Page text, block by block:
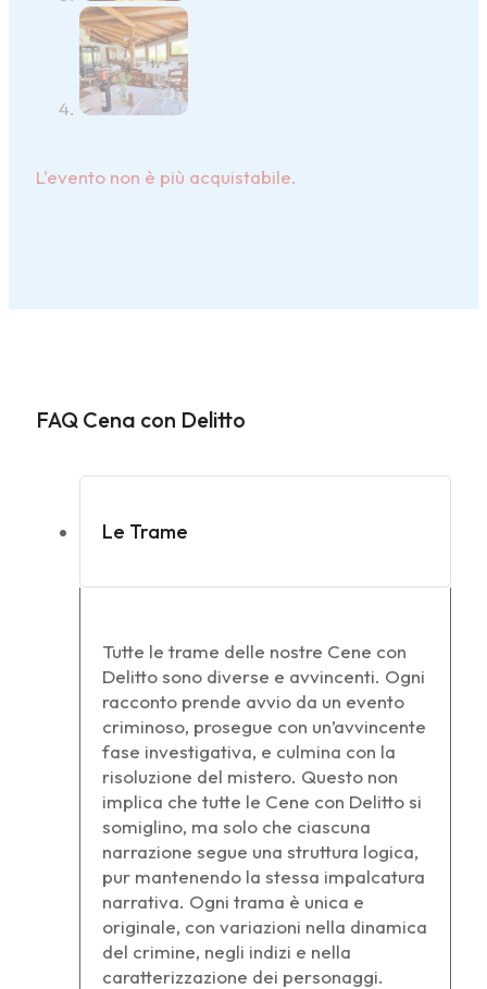
L'evento non è più acquistabile.
FAQ Cena con Delitto
Le Trame
Tutte le trame delle nostre Cene con
Delitto sono diverse e avvincenti. Ogni
racconto prende avvio da un evento
criminoso, prosegue con un’avvincente
fase investigativa, e culmina con la
risoluzione del mistero. Questo non
implica che tutte le Cene con Delitto si
somiglino, ma solo che ciascuna
narrazione segue una struttura logica,
pur mantenendo la stessa impalcatura
narrativa. Ogni trama è unica e
originale, con variazioni nella dinamica
del crimine, negli indizi e nella
caratterizzazione dei personaggi.